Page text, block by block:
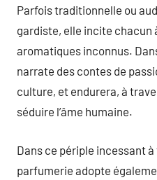
Parfois traditionnelle ou
gardiste, elle incite chacun
aromatiques inconnus.
narrate des contes de
culture, et endurera, à
séduire l’âme humaine.
Dans ce périple incessant
parfumerie adopte